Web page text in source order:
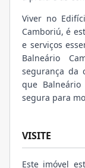
Viver no
Camboriú, é
e serviços
Balneário
segurança da
que
segura para
VISITE
Este imóvel